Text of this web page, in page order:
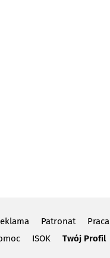
Patronat Praca
ISOK Twój Profil